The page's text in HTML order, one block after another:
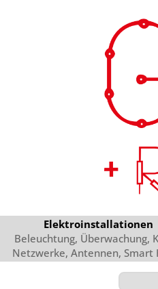
Elektroinstallationen
Beleuchtung, Überwachung,
Netzwerke, Antennen, Smart